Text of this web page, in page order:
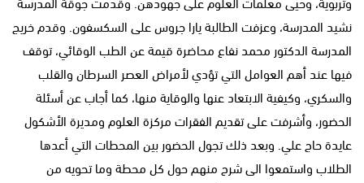
نشيد المدرسة، وعزفت الطالبة يارا جروس على السكسفون. وقدم خريج
المدرسة الدكتور محمد نفاع محاضرة قيمة عن الطب الوقائي، توقف
فيها عند أهم العوامل التي تؤدي لأمراض العصر السرطان والقلب
والسكري، وكيفية الابتعاد عنها والوقاية منها، كما أجاب عن أسئلة
الحضور، وأشرفت على تقديم الفقرات مركزة العلوم ومديرة الأشكول
عايدة حاج علي. وبعد ذلك تجول الحضور بين المحطات التي أعدها
الطلاب واستمعوا الى شرح منهم حول كل محطة وما تحويه من